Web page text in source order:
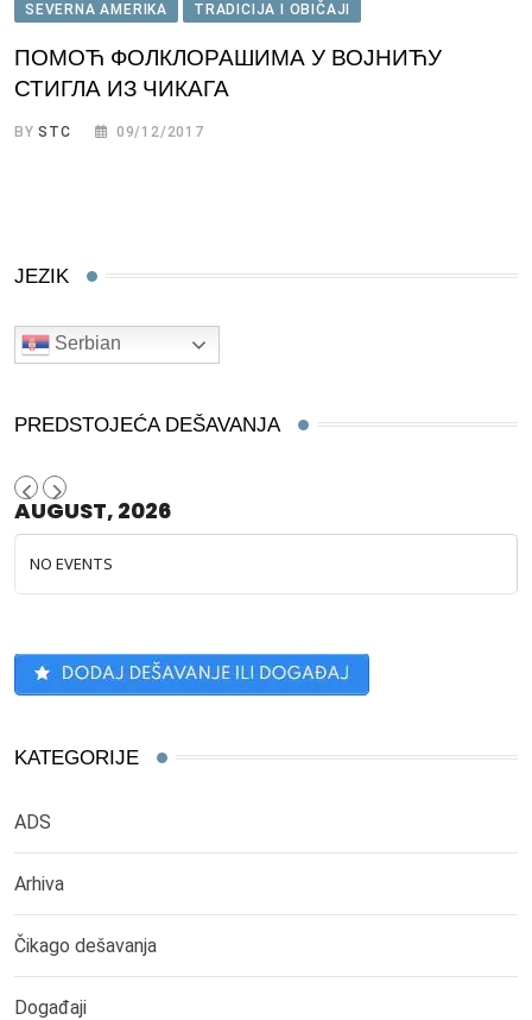
SEVERNA AMERIKA TRADICIJA I OBIČAJI
ПОМОЋ ФОЛКЛОРАШИМА У ВОЈНИЋУ
СТИГЛА ИЗ ЧИКАГА
BYSTC 09/12/2017
JEZIK
Serbian
PREDSTOJEĆA DEŠAVANJA
AUGUST, 2026
NO EVENTS
KATEGORIJE
ADS
Arhiva
Čikago dešavanja
Događaji